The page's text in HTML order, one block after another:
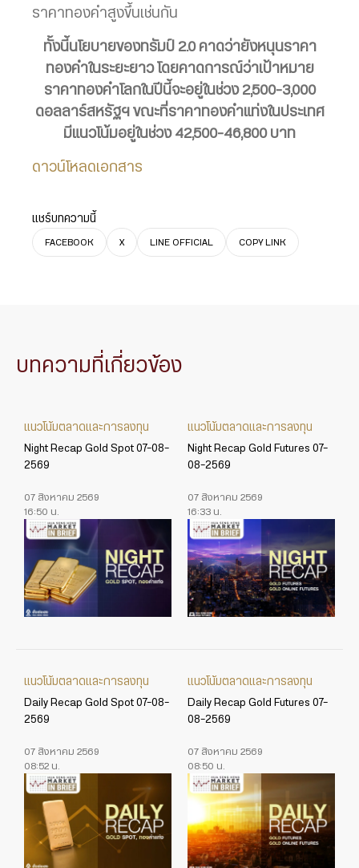
ราคาทองคำสูงขึ้นเช่นกัน
ทั้งนี้นโยบายของทรัมป์ 2.0 คาดว่ายังหนุนราคา
ทองคำในระยะยาว โดยคาดการณ์ว่าเป้าหมาย
ราคาทองคำโลกในปีนี้จะอยู่ในช่วง 2,500-3,000
ดอลลาร์สหรัฐฯ ขณะที่ราคาทองคำแท่งในประเทศ
มีแนวโน้มอยู่ในช่วง 42,500-46,800 บาท
ดาวน์โหลดเอกสาร
แชร์บทความนี้
FACEBOOK X LINE OFFICIAL COPY LINK
บทความที่เกี่ยวข้อง
แนวโน้มตลาดและการลงทุน
Night Recap Gold Spot 07-08-
2569
07 สิงหาคม 2569
16:50 น.
แนวโน้มตลาดและการลงทุน
Night Recap Gold Futures 07-
08-2569
07 สิงหาคม 2569
16:33 น.
แนวโน้มตลาดและการลงทุน
Daily Recap Gold Spot 07-08-
2569
07 สิงหาคม 2569
08:52 น.
แนวโน้มตลาดและการลงทุน
Daily Recap Gold Futures 07-
08-2569
07 สิงหาคม 2569
08:50 น.